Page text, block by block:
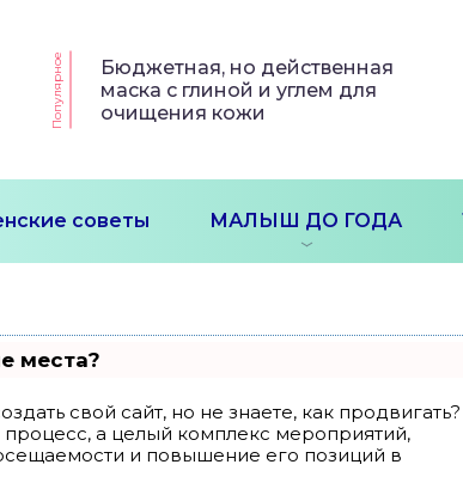
Популярное
Бюджетная, но действенная
маска с глиной и углем для
очищения кожи
советы МАЛЫШ ДО ГОДА
места?
свой сайт, но не знаете, как продвигать?
а целый комплекс мероприятий,
и повышение его позиций в